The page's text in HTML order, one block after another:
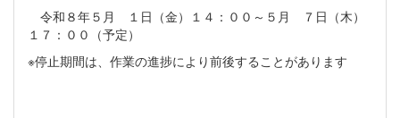
令和８年５月 １日（金）１４：００～５月 ７日（木）
１７：００（予定）
※停止期間は、作業の進捗により前後することがあります